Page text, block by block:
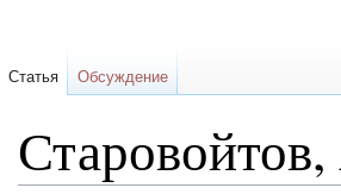
Статья Обсуждение